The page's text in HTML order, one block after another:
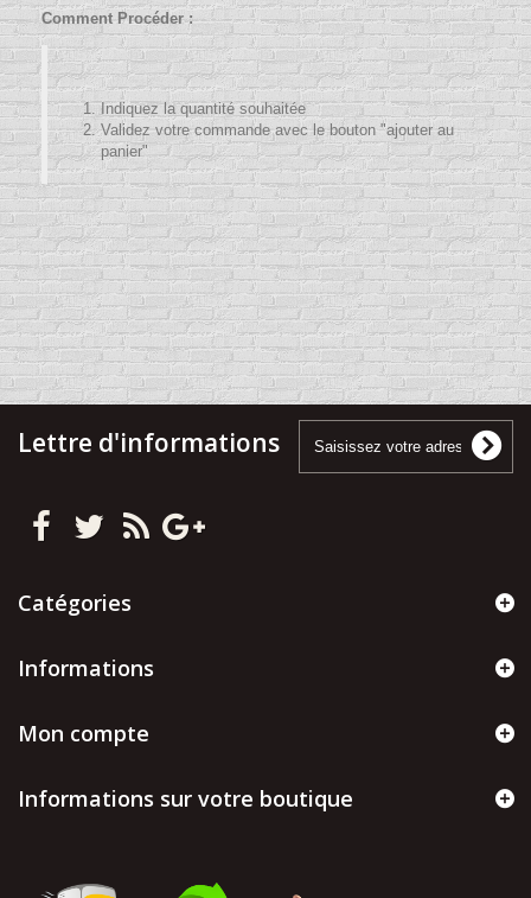
Comment Procéder :
Indiquez la quantité souhaitée
Validez votre commande avec le bouton "ajouter au
panier"
Lettre d'informations
Catégories
Informations
Mon compte
Informations sur votre boutique